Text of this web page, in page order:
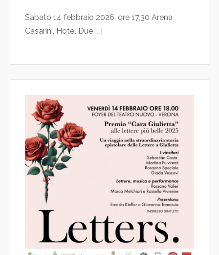
Sabato 14 febbraio 2026, ore 17,30 Arena
Casarini, Hotel Due […]